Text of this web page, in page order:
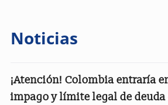
Noticias
¡Atención! Colombia entraría
impago y límite legal de deuda